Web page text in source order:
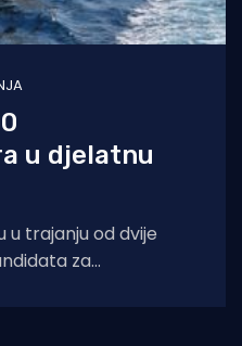
u djelatnu
u trajanju od dvije
za